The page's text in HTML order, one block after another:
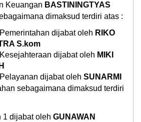
Keuangan BASTININGTYAS
dimaksud terdiri atas :
dijabat oleh RIKO
S.kom
dijabat oleh MIKI
dijabat oleh SUNARMI
sebagaimana dimaksud terdiri
1 dijabat oleh GUNAWAN